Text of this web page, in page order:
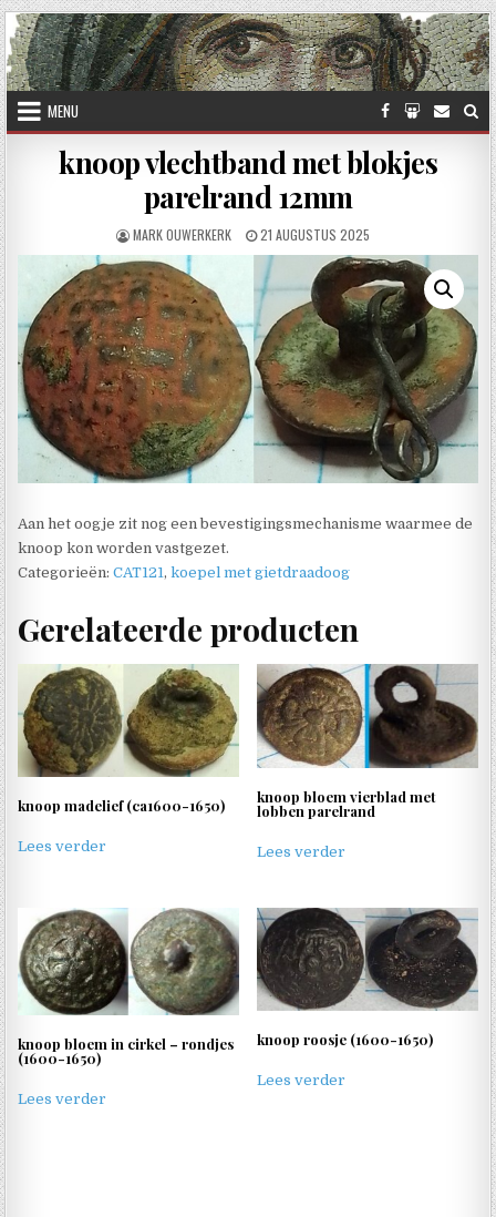
Skip to content
MENU
knoop vlechtband met blokjes
parelrand 12mm
AUTHOR:
MARK OUWERKERK PUBLISHED DATE:
21 AUGUSTUS 2025
Aan het oogje zit nog een bevestigingsmechanisme waarmee de
knoop kon worden vastgezet.
Categorieën:CAT121 ,koepel met gietdraadoog
Gerelateerde producten
knoop madelief (ca1600-1650)
Lees verder
knoop bloem vierblad met
lobben parelrand
Lees verder
knoop bloem in cirkel – rondjes
(1600-1650)
Lees verder
knoop roosje (1600-1650)
Lees verder